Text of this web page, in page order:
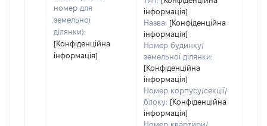
номер для
земельної
ділянки):
[Конфіденційна
інформація]
інформація]
Назва: [Конфіденційна
інформація]
Номер будинку/
земельної ділянки:
[Конфіденційна
інформація]
Номер корпусу/секції/
блоку: [Конфіденційна
інформація]
Номер квартири/